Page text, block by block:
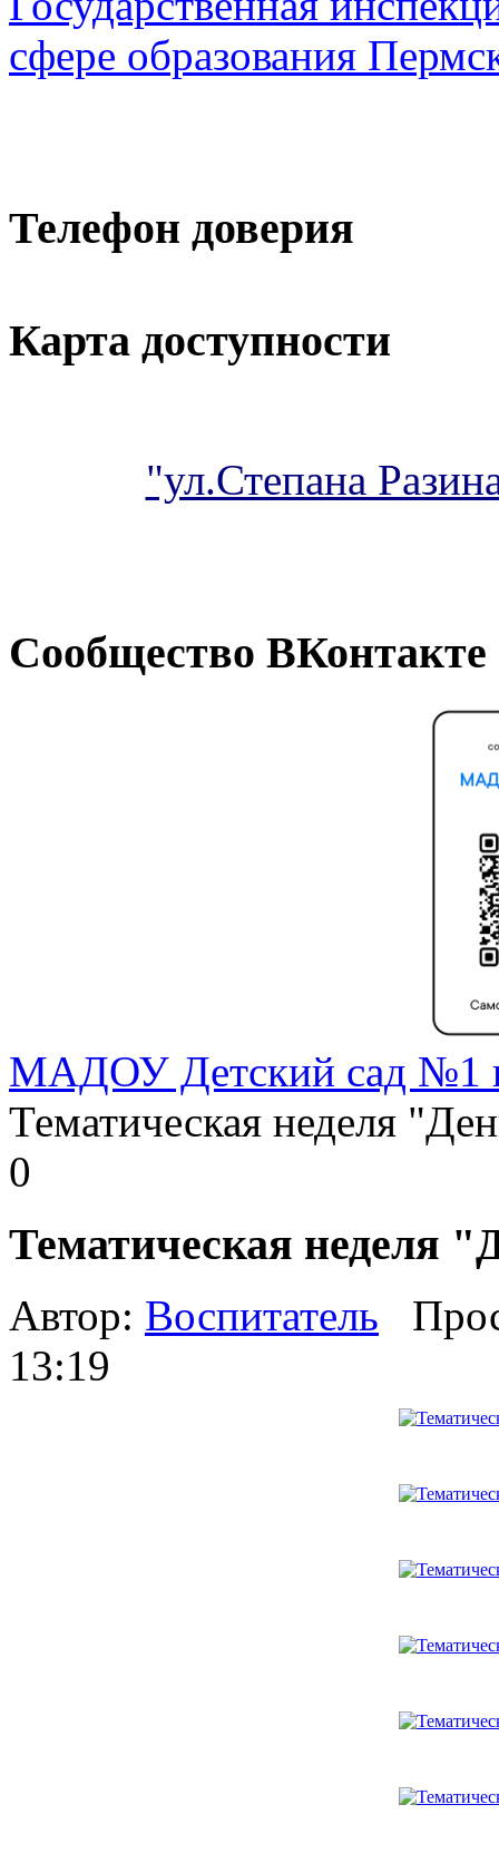
сфере образования
Телефон доверия
Карта доступности
"ул.Степана
Сообщество ВКонтакте
МАДОУ Детский сад №1
Тематическая неделя
0
Тематическая неделя
Автор: Воспитатель
13:19